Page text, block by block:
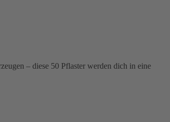
– diese 50 Pflaster werden dich in eine